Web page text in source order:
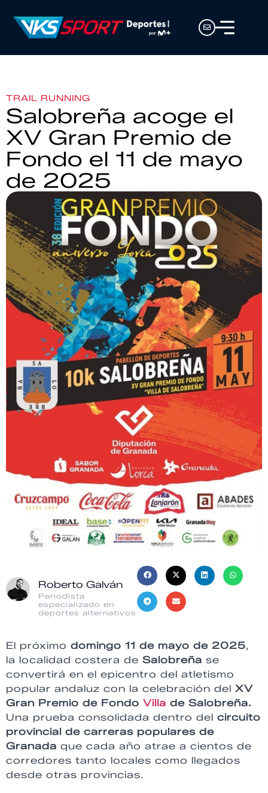
TRAIL RUNNING
Salobreña acoge el
XV Gran Premio de
Fondo el 11 de mayo
de 2025
Roberto Galván
Periodista
especializado en
deportes alternativos
El próximo domingo 11 de mayo de 2025,
la localidad costera de Salobreña se
convertirá en el epicentro del atletismo
popular andaluz con la celebración del XV
Gran Premio de Fondo Villa de Salobreña.
Una prueba consolidada dentro del circuito
provincial de carreras populares de
Granada que cada año atrae a cientos de
corredores tanto locales como llegados
desde otras provincias.